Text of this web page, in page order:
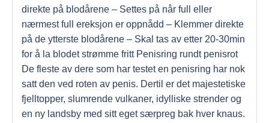
direkte på blodårene – Settes på når full eller
nærmest full ereksjon er oppnådd – Klemmer direkte
på de ytterste blodårene – Skal tas av etter 20-30min
for å la blodet strømme fritt Penisring rundt penisrot
De fleste av dere som har testet en penisring har nok
satt den ved roten av penis. Dertil er det majestetiske
fjelltopper, slumrende vulkaner, idylliske strender og
en ny landsby med sitt eget særpreg bak hver knaus.